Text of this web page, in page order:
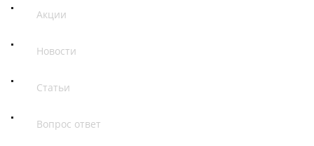
Акции
Новости
Статьи
Вопрос ответ